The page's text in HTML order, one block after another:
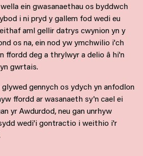
ein gwasanaethau os byddwch
i ni pryd y gallem fod wedi eu
aml gellir datrys cwynion yn y
os na, ein nod yw ymchwilio i'ch
ffordd deg a thrylwyr a delio â hi'n
gwrtais.
glywed gennych os ydych yn anfodlon
ffordd ar wasanaeth sy'n cael ei
yr Awdurdod, neu gan unrhyw
wedi'i gontractio i weithio i'r